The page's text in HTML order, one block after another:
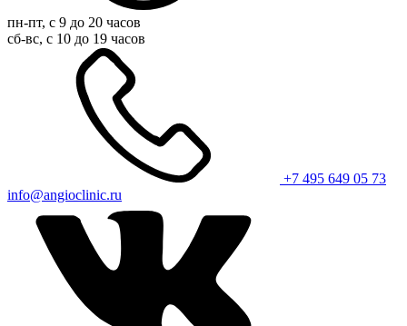
пн-пт, с 9 до 20 часов
сб-вс, с 10 до 19 часов
+7 495 649 05 73
info@angioclinic.ru